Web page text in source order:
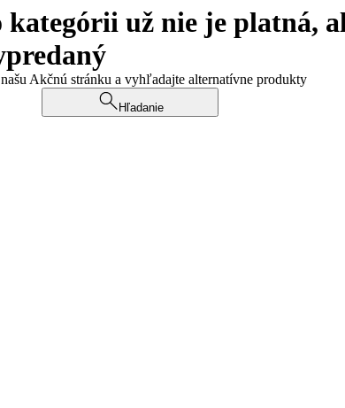
už nie je platná,
Akčnú stránku a vyhľadajte alternatívne produkty
Hľadanie